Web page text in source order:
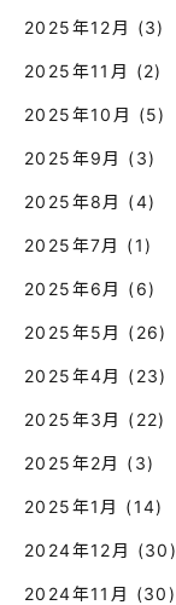
2025年12月 (3)
2025年11月 (2)
2025年10月 (5)
2025年9月 (3)
2025年8月 (4)
2025年7月 (1)
2025年6月 (6)
2025年5月 (26)
2025年4月 (23)
2025年3月 (22)
2025年2月 (3)
2025年1月 (14)
2024年12月 (30)
2024年11月 (30)